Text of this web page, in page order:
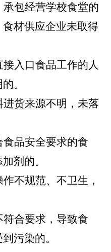
承包经营学校食堂的
材供应企业未取得
接入口食品工作的人
。
进货来源不明，未落
食品安全要求的食
剂的。
作不规范、不卫生，
符合要求，导致食
污染的。